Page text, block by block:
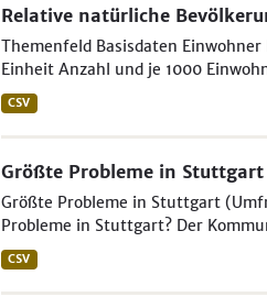
Relative natürliche
Themenfeld Basisdaten
Einheit Anzahl und je 1000
CSV
Größte Probleme in Stuttgart
Größte Probleme in Stuttgart
Probleme in Stuttgart? Der
CSV